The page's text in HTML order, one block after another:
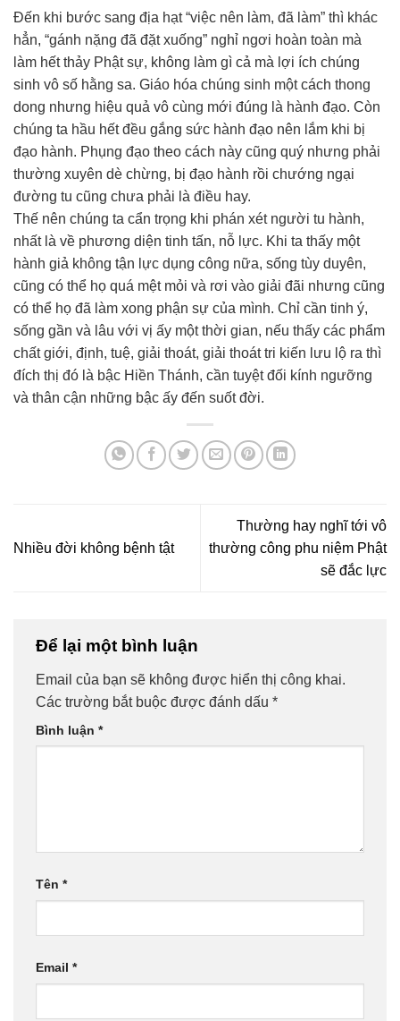
Đến khi bước sang địa hạt “việc nên làm, đã làm” thì khác
hẳn, “gánh nặng đã đặt xuống” nghỉ ngơi hoàn toàn mà
làm hết thảy Phật sự, không làm gì cả mà lợi ích chúng
sinh vô số hằng sa. Giáo hóa chúng sinh một cách thong
dong nhưng hiệu quả vô cùng mới đúng là hành đạo. Còn
chúng ta hầu hết đều gắng sức hành đạo nên lắm khi bị
đạo hành. Phụng đạo theo cách này cũng quý nhưng phải
thường xuyên dè chừng, bị đạo hành rồi chướng ngại
đường tu cũng chưa phải là điều hay.
Thế nên chúng ta cẩn trọng khi phán xét người tu hành,
nhất là về phương diện tinh tấn, nỗ lực. Khi ta thấy một
hành giả không tận lực dụng công nữa, sống tùy duyên,
cũng có thể họ quá mệt mỏi và rơi vào giải đãi nhưng cũng
có thể họ đã làm xong phận sự của mình. Chỉ cần tinh ý,
sống gần và lâu với vị ấy một thời gian, nếu thấy các phẩm
chất giới, định, tuệ, giải thoát, giải thoát tri kiến lưu lộ ra thì
đích thị đó là bậc Hiền Thánh, cần tuyệt đối kính ngưỡng
và thân cận những bậc ấy đến suốt đời.
Nhiều đời không bệnh tật
Thường hay nghĩ tới vô
thường công phu niệm Phật
sẽ đắc lực
Để lại một bình luận
Email của bạn sẽ không được hiển thị công khai.
Các trường bắt buộc được đánh dấu *
Bình luận *
Tên *
Email *